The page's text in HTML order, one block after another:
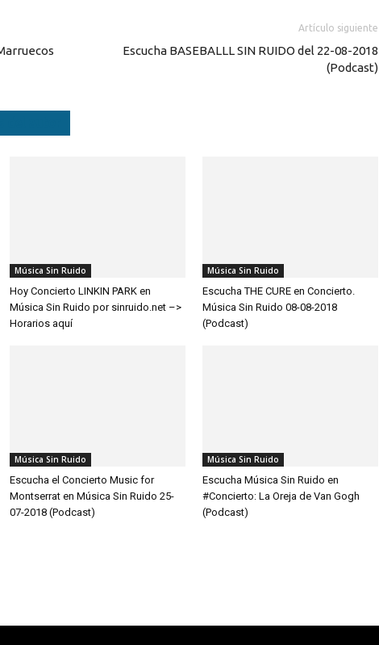
Artículo siguiente
Escucha BASEBALLL SIN RUIDO del 22-08-2018
(Podcast)
Música Sin Ruido
Hoy Concierto LINKIN PARK en
Música Sin Ruido por sinruido.net –>
Horarios aquí
Música Sin Ruido
Escucha THE CURE en Concierto.
Música Sin Ruido 08-08-2018
(Podcast)
Música Sin Ruido
Escucha el Concierto Music for
Montserrat en Música Sin Ruido 25-
07-2018 (Podcast)
Música Sin Ruido
Escucha Música Sin Ruido en
#Concierto: La Oreja de Van Gogh
(Podcast)